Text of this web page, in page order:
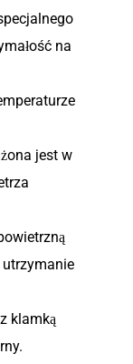
na
jest w
klamką